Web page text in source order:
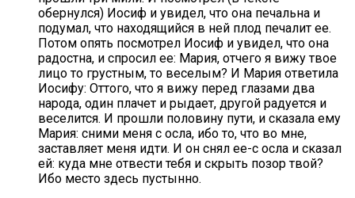
обернулся) Иосиф и увидел, что она печальна и
подумал, что находящийся в ней плод печалит ее.
Потом опять посмотрел Иосиф и увидел, что она
радостна, и спросил ее: Мария, отчего я вижу твое
лицо то грустным, то веселым? И Мария ответила
Иосифу: Оттого, что я вижу перед глазами два
народа, один плачет и рыдает, другой радуется и
веселится. И прошли половину пути, и сказала ему
Мария: сними меня с осла, ибо то, что во мне,
заставляет меня идти. И он снял ее-с осла и сказал
ей: куда мне отвести тебя и скрыть позор твой?
Ибо место здесь пустынно.